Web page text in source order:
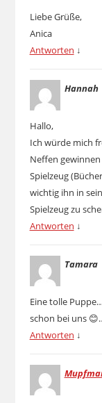
Liebe Grüße,
Anica
Antworten ↓
Hannah
Hallo,
Ich würde mich
Neffen
Spielzeug
wichtig ihn in
Spielzeug zu
Antworten ↓
Tamara
Eine tolle
schon bei uns
Antworten ↓